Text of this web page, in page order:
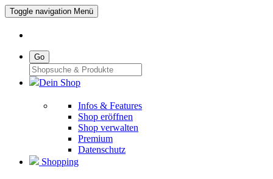
Toggle navigation Menü
Go
Dein Shop
Infos & Features
Shop eröffnen
Shop verwalten
Premium
Datenschutz
Shopping